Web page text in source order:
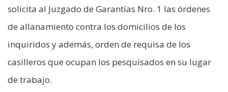
solicita al Juzgado de Garantías Nro. 1 las órdenes
de allanamiento contra los domicilios de los
inquiridos y además, orden de requisa de los
casilleros que ocupan los pesquisados en su lugar
de trabajo.